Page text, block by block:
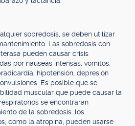
sobredosis, se deben utilizar
Las sobredosis con
pueden causar crisis
por náuseas intensas, vómitos,
hipotensión, depresión
Es posible que se
muscular que puede causar la
se encontraran
de la sobredosis: los
como la atropina, pueden usarse